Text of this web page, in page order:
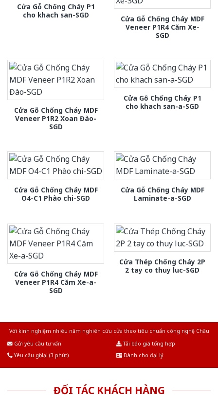
Cửa Gỗ Chống Cháy P1
cho khach san-SGD
Cửa Gỗ Chống Cháy MDF
Veneer P1R4 Căm Xe-
SGD
Cửa Gỗ Chống Cháy MDF
Veneer P1R2 Xoan Đào-
SGD
Cửa Gỗ Chống Cháy P1
cho khach san-a-SGD
Cửa Gỗ Chống Cháy MDF
O4-C1 Phào chi-SGD
Cửa Gỗ Chống Cháy MDF
Laminate-a-SGD
Cửa Gỗ Chống Cháy MDF
Veneer P1R4 Căm Xe-a-
SGD
Cửa Thép Chống Cháy 2P
2 tay co thuy luc-SGD
Với kinh nghiệm nhiêu năm nghiên cứu cửa theo tiêu chuẩn công nghệ Châu
Gửi yêu cầu tư vấn
Tải báo giá tổng hợp
Yêu cầu gọi lại (3 phút)
Dành cho đại lý
ĐỐI TÁC KHÁCH HÀNG